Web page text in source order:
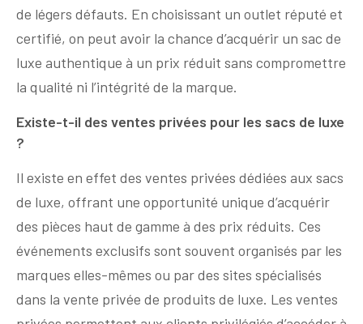
de légers défauts. En choisissant un outlet réputé et
certifié, on peut avoir la chance d’acquérir un sac de
luxe authentique à un prix réduit sans compromettre
la qualité ni l’intégrité de la marque.
Existe-t-il des ventes privées pour les sacs de luxe
?
Il existe en effet des ventes privées dédiées aux sacs
de luxe, offrant une opportunité unique d’acquérir
des pièces haut de gamme à des prix réduits. Ces
événements exclusifs sont souvent organisés par les
marques elles-mêmes ou par des sites spécialisés
dans la vente privée de produits de luxe. Les ventes